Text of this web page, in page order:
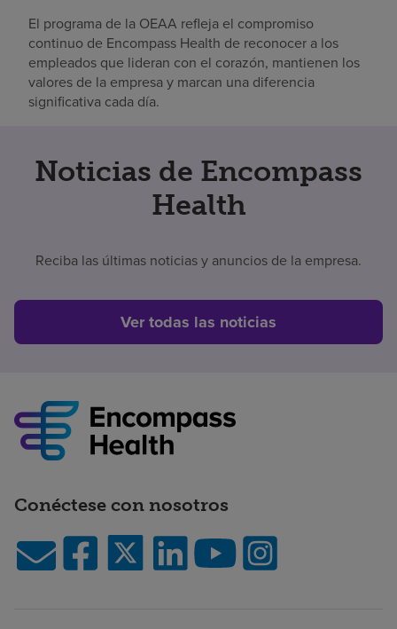
El programa de la OEAA refleja el compromiso
continuo de Encompass Health de reconocer a los
empleados que lideran con el corazón, mantienen los
valores de la empresa y marcan una diferencia
significativa cada día.
Noticias de Encompass
Health
Reciba las últimas noticias y anuncios de la empresa.
Ver todas las noticias
Conéctese con nosotros